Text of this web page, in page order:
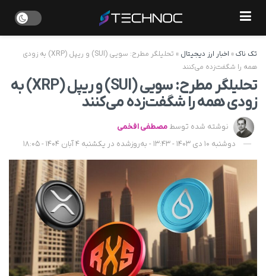
تک ناک» اخبار ارز دیجیتال »
تحلیلگر مطرح: سویی (SUI) و ریپل (XRP)‌ به‌ زودی
همه را شگفت‌زده می‌کنند
تحلیلگر مطرح: سویی (SUI) و ریپل (XRP)‌ به‌
زودی همه را شگفت‌زده می‌کنند
نوشته شده توسط مصطفی افخمی
دوشنبه 10 دی 1403 - 13:43 - به‌روزشده در یکشنبه 4 آبان 1404 - 18:05